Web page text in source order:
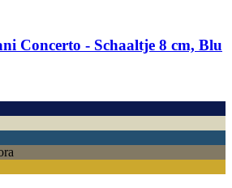
Concerto -​ Schaaltje 8 cm, Blu